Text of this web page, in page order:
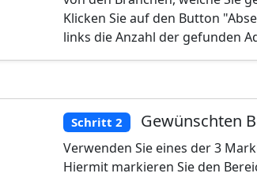
Klicken Sie auf den Button
links die Anzahl der gefunden
Schritt 2 Gewünschten
Verwenden Sie eines der 3
Hiermit markieren Sie den